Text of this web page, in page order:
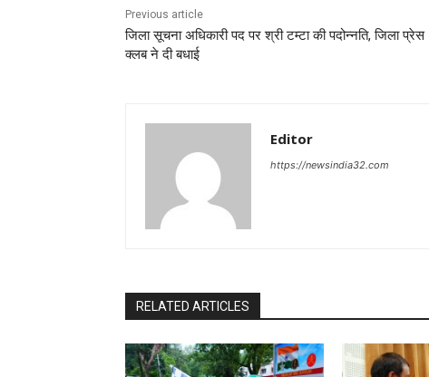
Previous article
जिला सूचना अधिकारी पद पर श्री टम्टा की पदोन्नति, जिला प्रेस
क्लब ने दी बधाई
Editor
https://newsindia32.com
RELATED ARTICLES